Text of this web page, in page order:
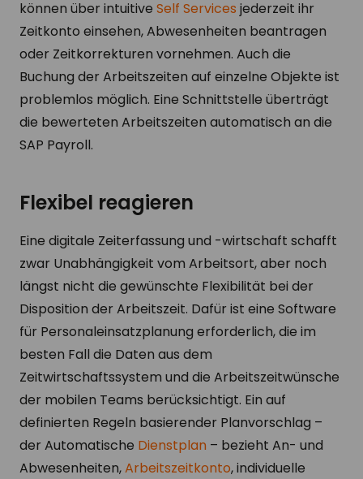
können über intuitive Self Services jederzeit ihr
Zeitkonto einsehen, Abwesenheiten beantragen
oder Zeitkorrekturen vornehmen. Auch die
Buchung der Arbeitszeiten auf einzelne Objekte ist
problemlos möglich. Eine Schnittstelle überträgt
die bewerteten Arbeitszeiten automatisch an die
SAP Payroll.
Flexibel reagieren
Eine digitale Zeiterfassung und -wirtschaft schafft
zwar Unabhängigkeit vom Arbeitsort, aber noch
längst nicht die gewünschte Flexibilität bei der
Disposition der Arbeitszeit. Dafür ist eine Software
für Personaleinsatzplanung erforderlich, die im
besten Fall die Daten aus dem
Zeitwirtschaftssystem und die Arbeitszeitwünsche
der mobilen Teams berücksichtigt. Ein auf
definierten Regeln basierender Planvorschlag –
der Automatische Dienstplan – bezieht An- und
Abwesenheiten,Arbeitszeitkonto, individuelle